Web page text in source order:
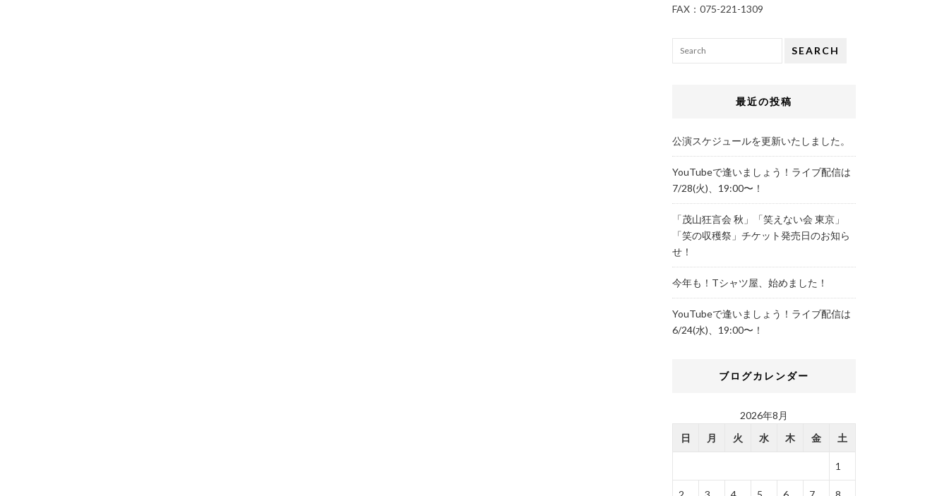
FAX：075-221-1309
SEARCH
最近の投稿
公演スケジュールを更新いたしました。
YouTubeで逢いましょう！ライブ配信は
7/28(火)、19:00〜！
「茂山狂言会 秋」「笑えない会 東京」
「笑の収穫祭」チケット発売日のお知ら
せ！
今年も！Tシャツ屋、始めました！
YouTubeで逢いましょう！ライブ配信は
6/24(水)、19:00〜！
ブログカレンダー
2026年8月
日
月 火 水 木 金 土
1